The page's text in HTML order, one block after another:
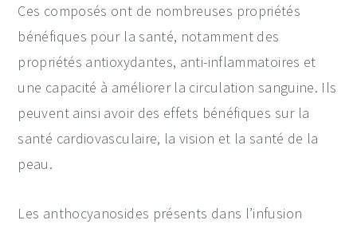
Ces composés ont de nombreuses propriétés
bénéfiques pour la santé, notamment des
propriétés antioxydantes, anti-inflammatoires et
une capacité à améliorer la circulation sanguine. Ils
peuvent ainsi avoir des effets bénéfiques sur la
santé cardiovasculaire, la vision et la santé de la
peau.
Les anthocyanosides présents dans l’infusion